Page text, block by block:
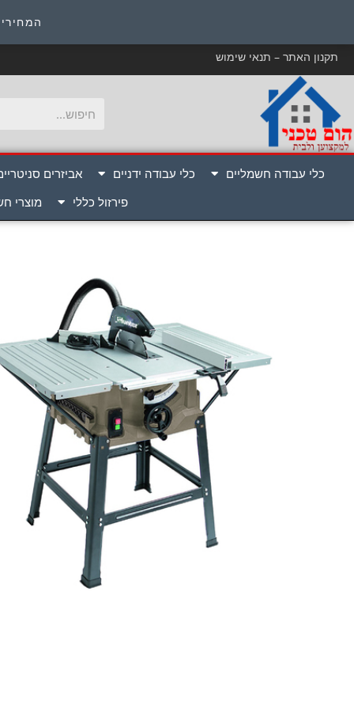
תקנון האתר – תנאי שימוש
כלי עבודה חשמליים כלי עבודה ידניים אביזרים
פירזול כללי
מוצרי